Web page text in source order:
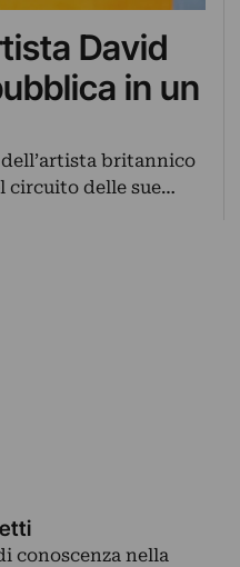
David
in un
britannico
circuito delle sue…
conoscenza nella